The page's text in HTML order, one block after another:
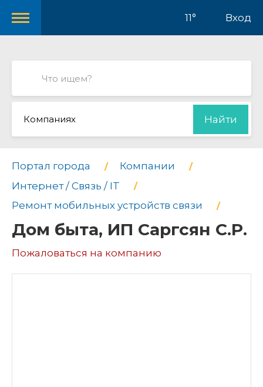
11° Вход
Компаниях Найти
Портал города
Компании
Интернет / Связь / IT
Ремонт мобильных устройств связи
Дом быта, ИП Саргсян С.Р.
Пожаловаться на компанию